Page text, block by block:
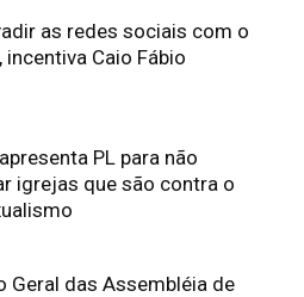
as redes sociais com o
incentiva Caio Fábio
PL para não
igrejas que são contra o
Geral das Assembléia de